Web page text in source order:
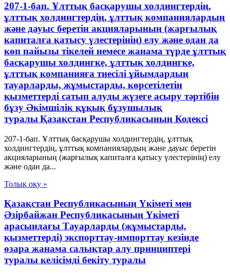
207-1-бап. Ұлттық басқарушы холдингтердің,
ұлттық холдингтердің, ұлттық компаниялардың
және дауыс беретін акцияларының (жарғылық
капиталға қатысу үлестерінің) елу және одан да
көп пайызы тікелей немесе жанама түрде ұлттық
басқарушы холдингке, ұлттық холдингке,
ұлттық компанияға тиесілі ұйымдардың
тауарларды, жұмыстарды, көрсетілетін
қызметтерді сатып алуды жүзеге асыру тәртібін
бұзу Әкімшілік құқық бұзушылық
туралы Қазақстан Республикасының Кодексі
207-1-бап. Ұлттық басқарушы холдингтердің, ұлттық
холдингтердің, ұлттық компаниялардың және дауыс беретін
акцияларының (жарғылық капиталға қатысу үлестерінің) елу
және одан да...
Толық оқу »
Қазақстан Республикасының Үкiметi мен
Әзiрбайжан Республикасының Үкiметi
арасындағы Тауарларды (жұмыстарды,
қызметтердi) экспорттау-импорттау кезiнде
өзара жанама салықтар алу принциптерi
туралы келiсiмдi бекiту туралы